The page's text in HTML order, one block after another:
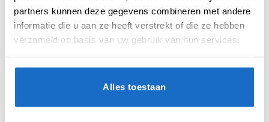
partners kunnen deze gegevens combineren met andere
informatie die u aan ze heeft verstrekt of die ze hebben
verzameld op basis van uw gebruik van hun services.
Alles toestaan
consistenter kunt werpen.
– Gepatenteerd Flex Systeem
De shaft van de K-Flex is ontworpen om te
dartpijl, waardoor de kans op een bounce out
afneemt.